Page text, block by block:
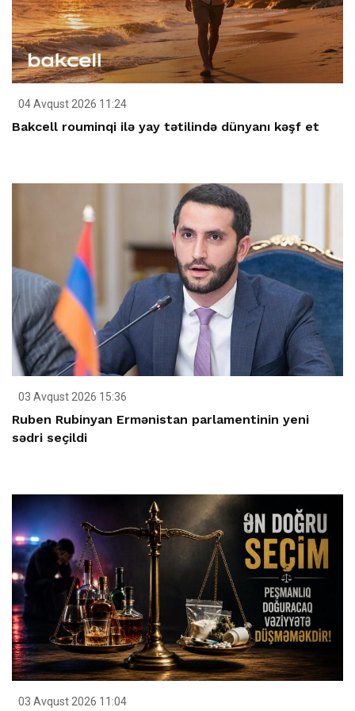
04 Avqust 2026 11:24
Bakcell rouminqi ilə yay tətilində dünyanı kəşf et
03 Avqust 2026 15:36
Ruben Rubinyan Ermənistan parlamentinin yeni
sədri seçildi
03 Avqust 2026 11:04